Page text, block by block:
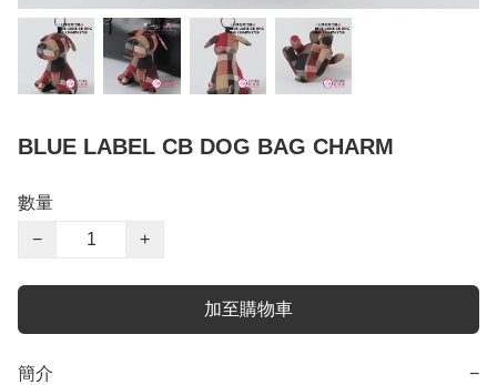
BLUE LABEL CB DOG BAG CHARM
數量
−
+
加至購物車
簡介 −